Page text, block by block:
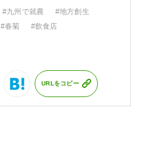
#九州で就農
#地方創生
#春菊 #飲食店
URLをコピー